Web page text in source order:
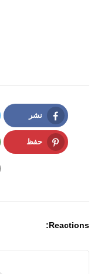
نشر
Facebook
حفظ
Reactions: